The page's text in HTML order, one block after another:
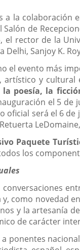
a la colaboración
de
el rector de la
Sanjoy K.
el evento más
y
poesía, la
el 5 de
oficial será el 6
Paquete
los
como novedad
y la artesanía
de carácter
ponentes